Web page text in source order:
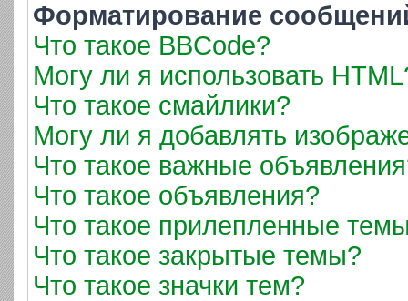
Форматирование
Что такое BBCode?
Могу ли я использовать
Что такое смайлики?
Могу ли я добавлять
Что такое важные
Что такое объявления?
Что такое прилепленные
Что такое закрытые темы?
Что такое значки тем?